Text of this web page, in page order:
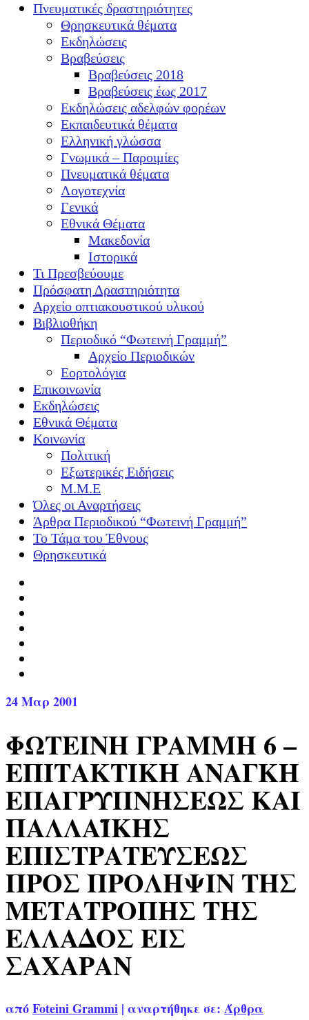
Πνευματικές δραστηριότητες
Θρησκευτικά θέματα
Εκδηλώσεις
Βραβεύσεις
Βραβεύσεις 2018
Βραβεύσεις έως 2017
Εκδηλώσεις αδελφών φορέων
Εκπαιδευτικά θέματα
Ελληνική γλώσσα
Γνωμικά – Παροιμίες
Πνευματικά θέματα
Λογοτεχνία
Γενικά
Εθνικά Θέματα
Μακεδονία
Ιστορικά
Τι Πρεσβεύουμε
Πρόσφατη Δραστηριότητα
Αρχείο οπτιακουστικού υλικού
Βιβλιοθήκη
Περιοδικό “Φωτεινή Γραμμή”
Αρχείο Περιοδικών
Εορτολόγια
Επικοινωνία
Εκδηλώσεις
Εθνικά Θέματα
Κοινωνία
Πολιτική
Εξωτερικές Ειδήσεις
Μ.Μ.Ε
Όλες οι Αναρτήσεις
Άρθρα Περιοδικού “Φωτεινή Γραμμή”
Το Τάμα του Έθνους
Θρησκευτικά
24Μαρ 2001
ΦΩΤΕΙΝΗ ΓΡΑΜΜΗ 6 –
ΕΠΙΤΑΚΤΙΚΗ ΑΝΑΓΚΗ
ΕΠΑΓΡΥΠΝΗΣΕΩΣ ΚΑΙ
ΠΑΛΛΑΪΚΗΣ
ΕΠΙΣΤΡΑΤΕΥΣΕΩΣ
ΠΡΟΣ ΠΡΟΛΗΨΙΝ ΤΗΣ
ΜΕΤΑΤΡΟΠΗΣ ΤΗΣ
ΕΛΛΑΔΟΣ ΕΙΣ
ΣΑΧΑΡΑΝ
απόFoteini Grammi | αναρτήθηκε σε: Άρθρα